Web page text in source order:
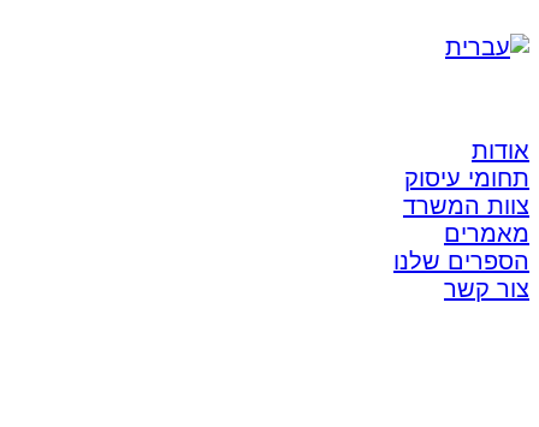
אודות
תחומי עיסוק
צוות המשרד
מאמרים
הספרים שלנו
צור קשר